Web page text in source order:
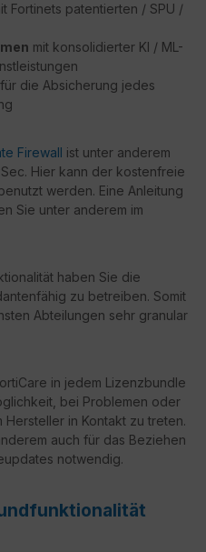
Fortinets patentierten / SPU /
mit konsolidierter KI / ML-
für die Absicherung jedes
Firewall ist unter anderem
Hier kann der kostenfreie
werden. Eine Anleitung
Sie unter anderem im
haben Sie die
zu betreiben. Somit
Abteilungen sehr granular
in jedem Lizenzbundle
bei Problemen oder
in Kontakt zu treten.
auch für das Beziehen
notwendig.